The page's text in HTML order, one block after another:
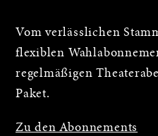
Vom verlässlichen
flexiblen
regelmäßigen
Paket.
Zu den Abonnements